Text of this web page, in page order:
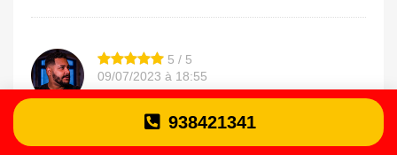
5 / 5
09/07/2023 à 18:55
A melhor pizza que já comi no Porto
938421341